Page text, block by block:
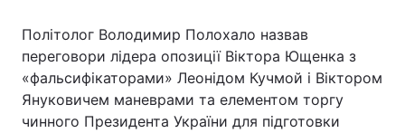
Політолог Володимир Полохало назвав
переговори лідера опозиції Віктора Ющенка з
«фальсифікаторами» Леонідом Кучмой і Віктором
Януковичем маневрами та елементом торгу
чинного Президента України для підготовки